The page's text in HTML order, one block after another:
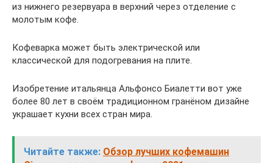
из нижнего резервуара в верхний через отделение с
молотым кофе.
Кофеварка может быть электрической или
классической для подогревания на плите.
Изобретение итальянца Альфонсо Биалетти вот уже
более 80 лет в своём традиционном гранёном дизайне
украшает кухни всех стран мира.
Читайте также: Обзор лучших кофемашин